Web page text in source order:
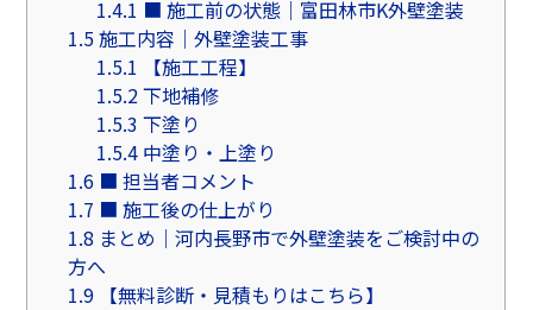
1.4.1 ■ 施工前の状態｜富田林市K外壁塗装
1.5施工内容｜外壁塗装工事
1.5.1 【施工工程】
1.5.2下地補修
1.5.3 下塗り
1.5.4 中塗り・上塗り
1.6 ■ 担当者コメント
1.7 ■ 施工後の仕上がり
1.8 まとめ｜河内長野市で外壁塗装をご検討中の
方へ
1.9 【無料診断・見積もりはこちら】